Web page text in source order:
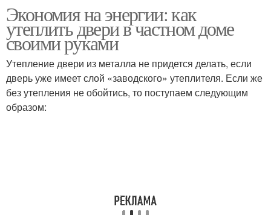
Экономия на энергии: как
утеплить двери в частном доме
своими руками
Утепление двери из металла не придется делать, если
дверь уже имеет слой «заводского» утеплителя. Если же
без утепления не обойтись, то поступаем следующим
образом: